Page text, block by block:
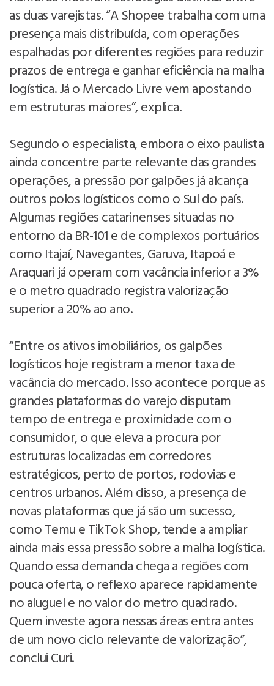
as duas varejistas. “A Shopee trabalha com uma
presença mais distribuída, com operações
espalhadas por diferentes regiões para reduzir
prazos de entrega e ganhar eficiência na malha
logística. Já o Mercado Livre vem apostando
em estruturas maiores”, explica.
Segundo o especialista, embora o eixo paulista
ainda concentre parte relevante das grandes
operações, a pressão por galpões já alcança
outros polos logísticos como o Sul do país.
Algumas regiões catarinenses situadas no
entorno da BR-101 e de complexos portuários
como Itajaí, Navegantes, Garuva, Itapoá e
Araquari já operam com vacância inferior a 3%
e o metro quadrado registra valorização
superior a 20% ao ano.
“Entre os ativos imobiliários, os galpões
logísticos hoje registram a menor taxa de
vacância do mercado. Isso acontece porque as
grandes plataformas do varejo disputam
tempo de entrega e proximidade com o
consumidor, o que eleva a procura por
estruturas localizadas em corredores
estratégicos, perto de portos, rodovias e
centros urbanos. Além disso, a presença de
novas plataformas que já são um sucesso,
como Temu e TikTok Shop, tende a ampliar
ainda mais essa pressão sobre a malha logística.
Quando essa demanda chega a regiões com
pouca oferta, o reflexo aparece rapidamente
no aluguel e no valor do metro quadrado.
Quem investe agora nessas áreas entra antes
de um novo ciclo relevante de valorização”,
conclui Curi.